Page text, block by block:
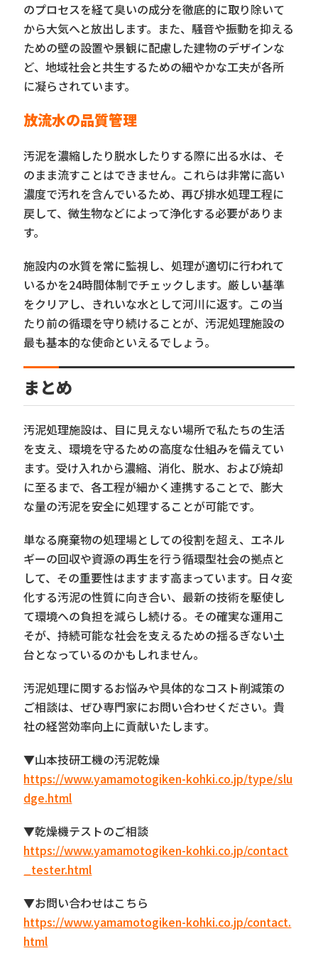
のプロセスを経て臭いの成分を徹底的に取り除いて
から大気へと放出します。また、騒音や振動を抑える
ための壁の設置や景観に配慮した建物のデザインな
ど、地域社会と共生するための細やかな工夫が各所
に凝らされています。
放流水の品質管理
汚泥を濃縮したり脱水したりする際に出る水は、そ
のまま流すことはできません。これらは非常に高い
濃度で汚れを含んでいるため、再び排水処理工程に
戻して、微生物などによって浄化する必要がありま
す。
施設内の水質を常に監視し、処理が適切に行われて
いるかを24時間体制でチェックします。厳しい基準
をクリアし、きれいな水として河川に返す。この当
たり前の循環を守り続けることが、汚泥処理施設の
最も基本的な使命といえるでしょう。
まとめ
汚泥処理施設は、目に見えない場所で私たちの生活
を支え、環境を守るための高度な仕組みを備えてい
ます。受け入れから濃縮、消化、脱水、および焼却
に至るまで、各工程が細かく連携することで、膨大
な量の汚泥を安全に処理することが可能です。
単なる廃棄物の処理場としての役割を超え、エネル
ギーの回収や資源の再生を行う循環型社会の拠点と
して、その重要性はますます高まっています。日々変
化する汚泥の性質に向き合い、最新の技術を駆使し
て環境への負担を減らし続ける。その確実な運用こ
そが、持続可能な社会を支えるための揺るぎない土
台となっているのかもしれません。
汚泥処理に関するお悩みや具体的なコスト削減策の
ご相談は、ぜひ専門家にお問い合わせください。貴
社の経営効率向上に貢献いたします。
▼山本技研工機の汚泥乾燥
https://www.yamamotogiken-kohki.co.jp/type/slu
dge.html
▼乾燥機テストのご相談
https://www.yamamotogiken-kohki.co.jp/contact
_tester.html
▼お問い合わせはこちら
https://www.yamamotogiken-kohki.co.jp/contact.
html